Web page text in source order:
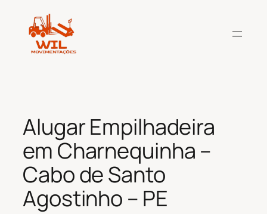
conteúdo
Alugar Empilhadeira
em Charnequinha –
Cabo de Santo
Agostinho – PE